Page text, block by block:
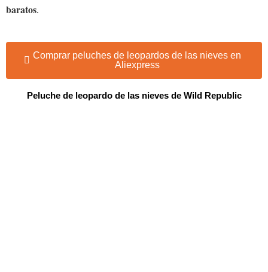
baratos.
Comprar peluches de leopardos de las nieves en
Aliexpress
Peluche de leopardo de las nieves de Wild Republic